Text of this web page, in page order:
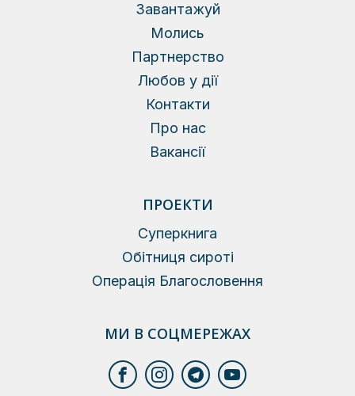
Завантажуй
Молись
Партнерство
Любов у дії
Контакти
Про нас
Вакансії
ПРОЕКТИ
Суперкнига
Обітниця сироті
Операція Благословення
МИ В СОЦМЕРЕЖАХ